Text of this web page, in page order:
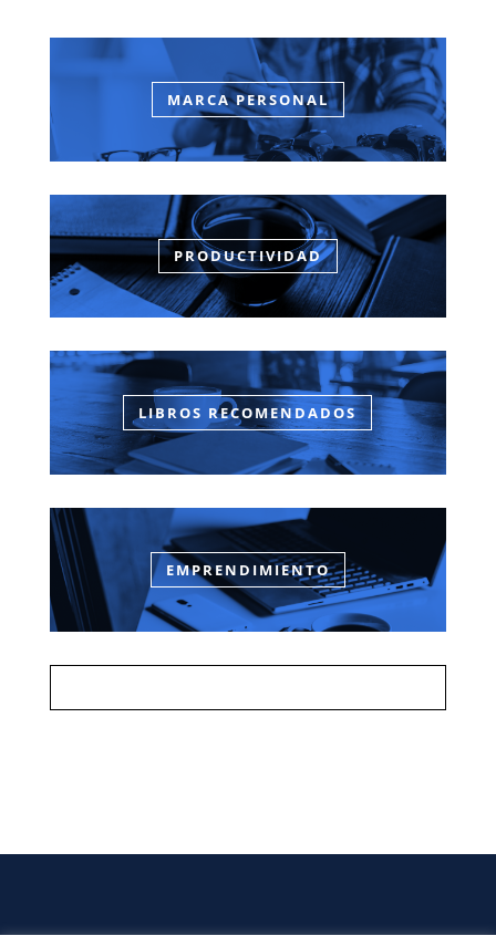
MARCA PERSONAL
PRODUCTIVIDAD
LIBROS RECOMENDADOS
EMPRENDIMIENTO